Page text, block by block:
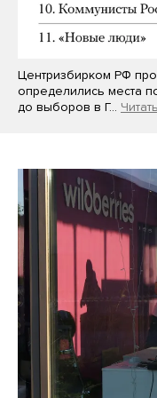
Центризбирком РФ
определились места
до выборов в Г…